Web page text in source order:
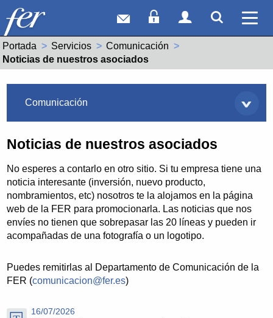
Correo webAcceso Socios
Acceso
Portada Servicios
Comunicación
Actual:
Noticias de nuestros asociados
Comunicación
Noticias de nuestros asociados
No esperes a contarlo en otro sitio. Si tu empresa tiene una
noticia interesante (inversión, nuevo producto,
nombramientos, etc) nosotros te la alojamos en la página
web de la FER para promocionarla. Las noticias que nos
envíes no tienen que sobrepasar las 20 líneas y pueden ir
acompañadas de una fotografía o un logotipo.
Puedes remitirlas al Departamento de Comunicación de la
FER (comunicacion@fer.es)
16/07/2026